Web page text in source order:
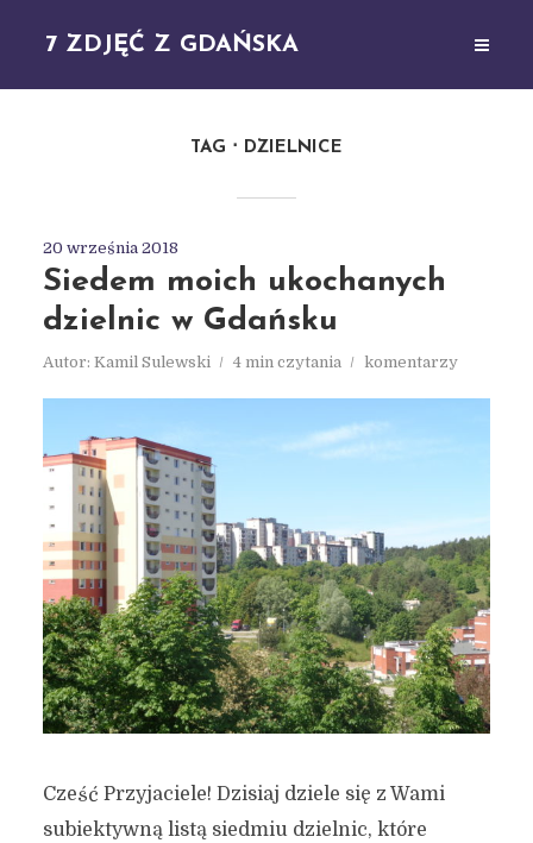
7 ZDJĘĆ Z GDAŃSKA
TAG DZIELNICE
20 września 2018
Siedem moich ukochanych
dzielnic w Gdańsku
Autor: Kamil Sulewski 4 min czytania komentarzy
Cześć Przyjaciele! Dzisiaj dziele się z Wami
subiektywną listą siedmiu dzielnic, które